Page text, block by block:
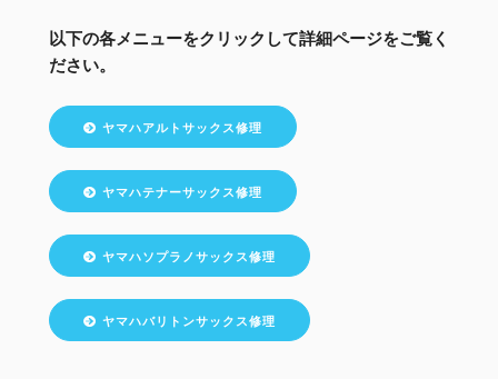
以下の各メニューをクリックして詳細ページをご覧く
ださい。
ヤマハアルトサックス修理
ヤマハテナーサックス修理
ヤマハソプラノサックス修理
ヤマハバリトンサックス修理